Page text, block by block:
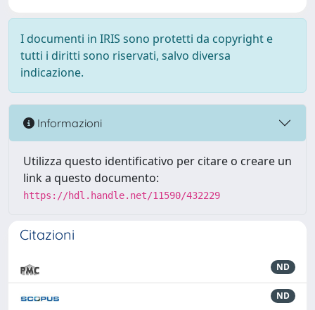
I documenti in IRIS sono protetti da copyright e
tutti i diritti sono riservati, salvo diversa
indicazione.
Informazioni
Utilizza questo identificativo per citare o creare un
link a questo documento:
https://hdl.handle.net/11590/432229
Citazioni
ND
ND